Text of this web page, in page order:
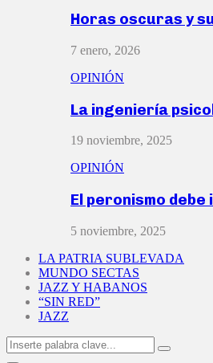
Horas oscuras y
7 enero, 2026
OPINIÓN
La ingeniería
19 noviembre, 2025
OPINIÓN
El peronismo
5 noviembre, 2025
LA PATRIA SUBLEVADA
MUNDO SECTAS
JAZZ Y HABANOS
“SIN RED”
JAZZ
Search
for:
Search